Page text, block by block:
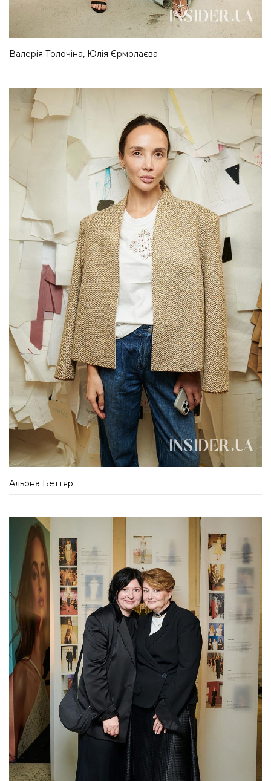
Валерія Толочіна, Юлія Єрмолаєва
Альона Беттяр